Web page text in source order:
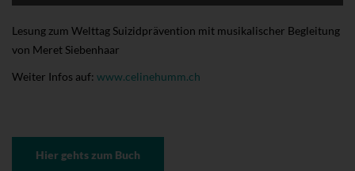
Lesung zum Welttag Suizidprävention mit musikalischer Begleitung
von Meret Siebenhaar
Weiter Infos auf: www.celinehumm.ch
Hier gehts zum Buch